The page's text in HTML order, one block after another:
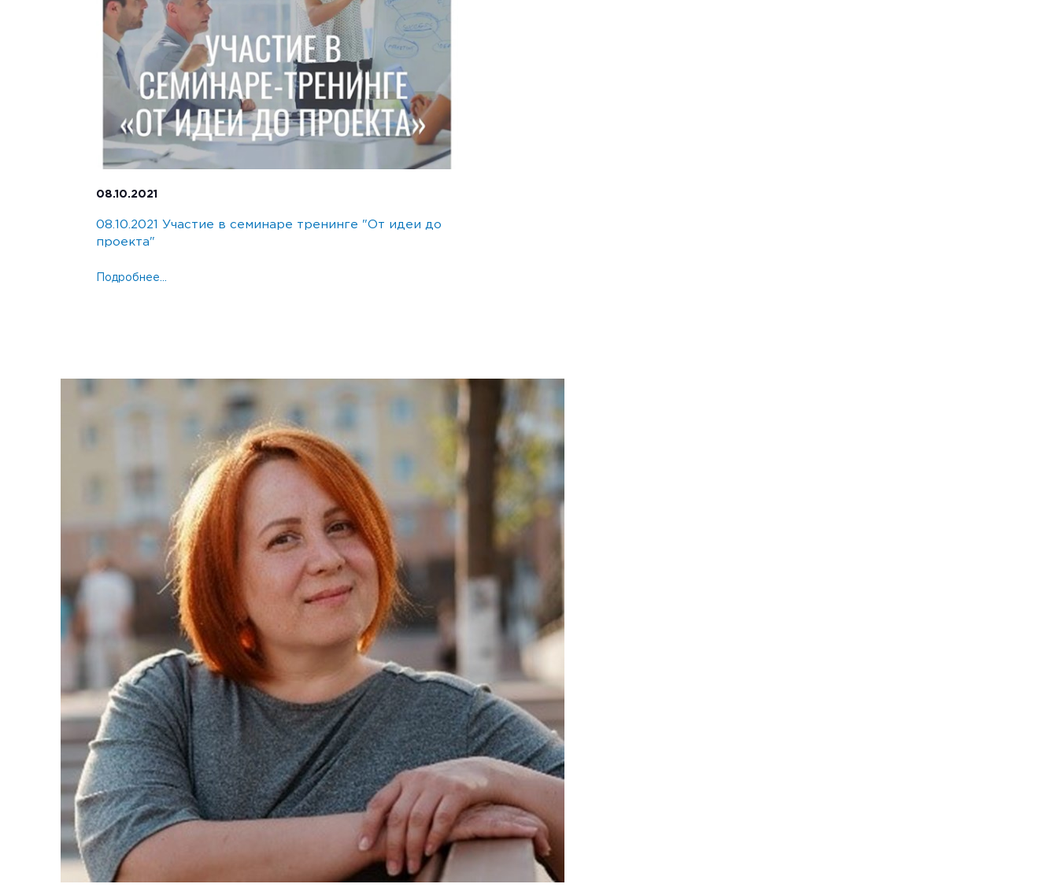
08.10.2021
08.10.2021 Участие в семинаре тренинге "От идеи до
проекта"
Подробнее...